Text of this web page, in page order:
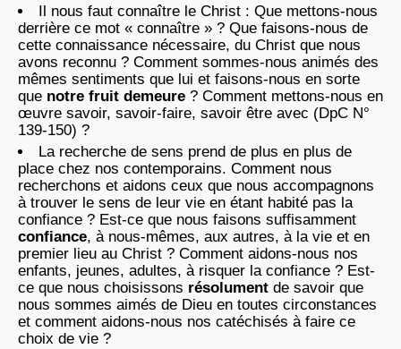
Il nous faut connaître le Christ : Que mettons-nous
derrière ce mot « connaître » ? Que faisons-nous de
cette connaissance nécessaire, du Christ que nous
avons reconnu ? Comment sommes-nous animés des
mêmes sentiments que lui et faisons-nous en sorte
que notre fruit demeure ? Comment mettons-nous en
œuvre savoir, savoir-faire, savoir être avec (DpC N°
139-150) ?
La recherche de sens prend de plus en plus de
place chez nos contemporains. Comment nous
recherchons et aidons ceux que nous accompagnons
à trouver le sens de leur vie en étant habité pas la
confiance ? Est-ce que nous faisons suffisamment
confiance, à nous-mêmes, aux autres, à la vie et en
premier lieu au Christ ? Comment aidons-nous nos
enfants, jeunes, adultes, à risquer la confiance ? Est-
ce que nous choisissons résolument de savoir que
nous sommes aimés de Dieu en toutes circonstances
et comment aidons-nous nos catéchisés à faire ce
choix de vie ?